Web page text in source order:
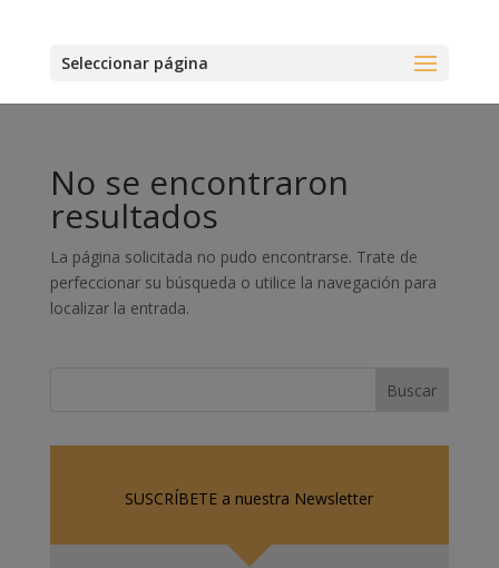
Seleccionar página
No se encontraron
resultados
La página solicitada no pudo encontrarse. Trate de
perfeccionar su búsqueda o utilice la navegación para
localizar la entrada.
SUSCRÍBETE a nuestra Newsletter